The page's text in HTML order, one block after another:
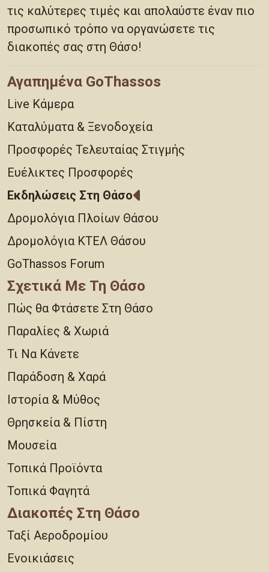
τις καλύτερες τιμές και απολαύστε έναν πιο
προσωπικό τρόπο να οργανώσετε τις
διακοπές σας στη Θάσο!
Αγαπημένα GoThassos
Live Κάμερα
Καταλύματα & Ξενοδοχεία
Προσφορές Τελευταίας Στιγμής
Ευέλικτες Προσφορές
Εκδηλώσεις Στη Θάσο
Δρομολόγια Πλοίων Θάσου
Δρομολόγια ΚΤΕΛ Θάσου
GoThassos Forum
Σχετικά Με Τη Θάσο
Πώς θα Φτάσετε Στη Θάσο
Παραλίες & Χωριά
Τι Να Κάνετε
Παράδοση & Χαρά
Ιστορία & Μύθος
Θρησκεία & Πίστη
Μουσεία
Τοπικά Προϊόντα
Τοπικά Φαγητά
Διακοπές Στη Θάσο
Ταξί Αεροδρομίου
Ενοικιάσεις